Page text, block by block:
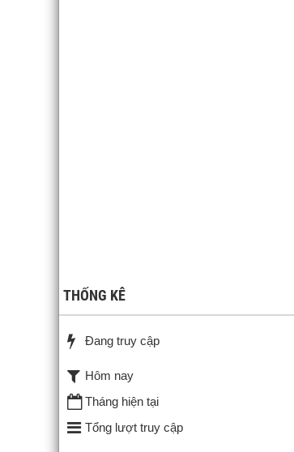
THỐNG KÊ
Đang truy cập
Hôm nay
Tháng hiện tại
Tổng lượt truy cập